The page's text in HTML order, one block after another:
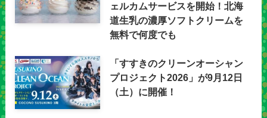
ェルカムサービスを開始！北海
道生乳の濃厚ソフトクリームを
無料で何度でも
「すすきのクリーンオーシャン
プロジェクト2026」が9月12日
（土）に開催！